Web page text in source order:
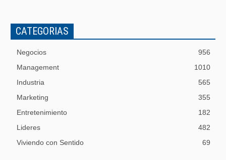
CATEGORIAS
Negocios
956
Management
1010
Industria
565
Marketing
355
Entretenimiento
182
Lideres
482
Viviendo con Sentido
69